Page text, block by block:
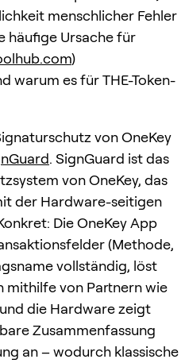
menschlicher Fehler
häufige Ursache für
)
warum es für THE-Token-
von OneKey
. SignGuard ist das
von OneKey, das
der Hardware-seitigen
Die OneKey App
(Methode,
vollständig, löst
mithilfe von Partnern wie
die Hardware zeigt
Zusammenfassung
an – wodurch klassische